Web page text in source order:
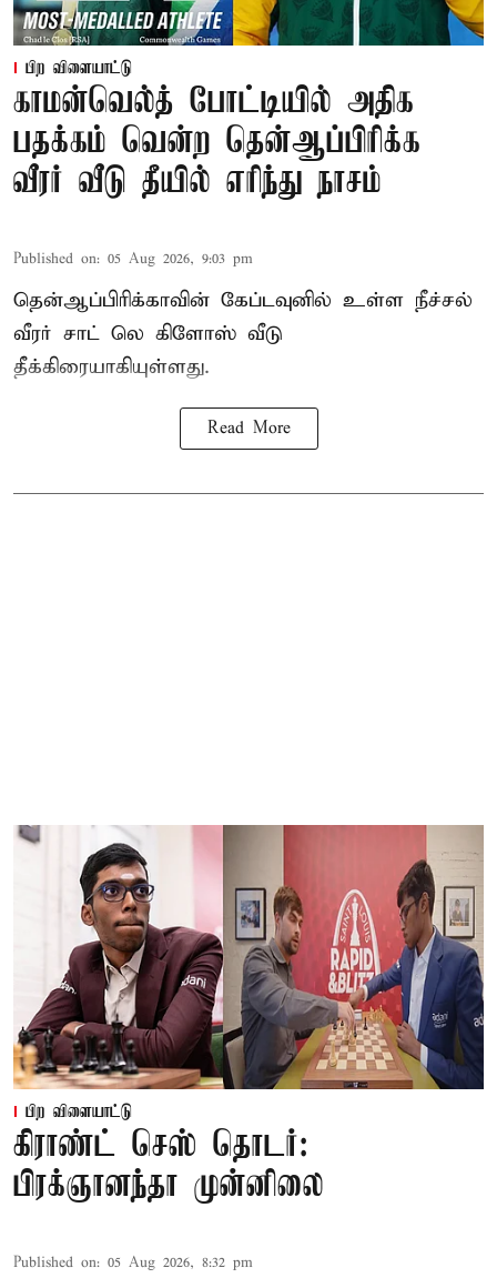
பிற விளையாட்டு
காமன்வெல்த் போட்டியில் அதிக
பதக்கம் வென்ற தென்ஆப்பிரிக்க
வீரர் வீடு தீயில் எரிந்து நாசம்
Published on: 05 Aug 2026, 9:03 pm
தென்ஆப்பிரிக்காவின் கேப்டவுனில் உள்ள நீச்சல்
வீரர் சாட் லெ கிளோஸ் வீடு
தீக்கிரையாகியுள்ளது.
Read More
பிற விளையாட்டு
கிராண்ட் செஸ் தொடர்:
பிரக்ஞானந்தா முன்னிலை
Published on: 05 Aug 2026, 8:32 pm